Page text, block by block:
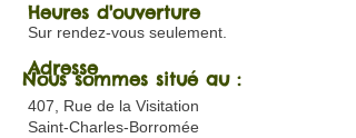
Heures d'ouverture
Sur rendez-vous seulement.
Adresse
Nous sommes situé au :
407, Rue de la Visitation
Saint-Charles-Borromée